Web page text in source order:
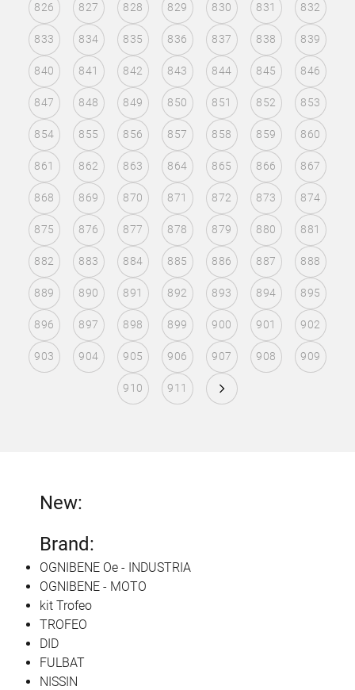
826 827 828 829 830 831 832
833 834 835 836 837 838 839
840 841 842 843 844 845 846
847 848 849 850 851 852 853
854 855 856 857 858 859 860
861 862 863 864 865 866 867
868 869 870 871 872 873 874
875 876 877 878 879 880 881
882 883 884 885 886 887 888
889 890 891 892 893 894 895
896 897 898 899 900 901 902
903 904 905 906 907 908 909
910 911
New:
Brand:
OGNIBENE Oe - INDUSTRIA
OGNIBENE - MOTO
kit Trofeo
TROFEO
DID
FULBAT
NISSIN